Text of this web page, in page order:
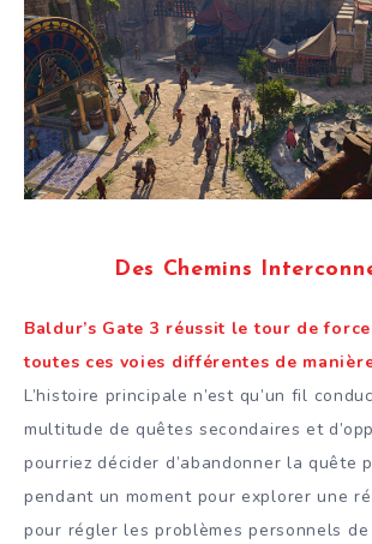
Des Chemins
Baldur’s Gate 3 réussit le tour de
toutes ces voies différentes de
L’histoire principale n’est qu’un fil
multitude de quêtes secondaires et
pourriez décider d’abandonner la quête
pendant un moment pour explorer une
pour régler les problèmes personnels de